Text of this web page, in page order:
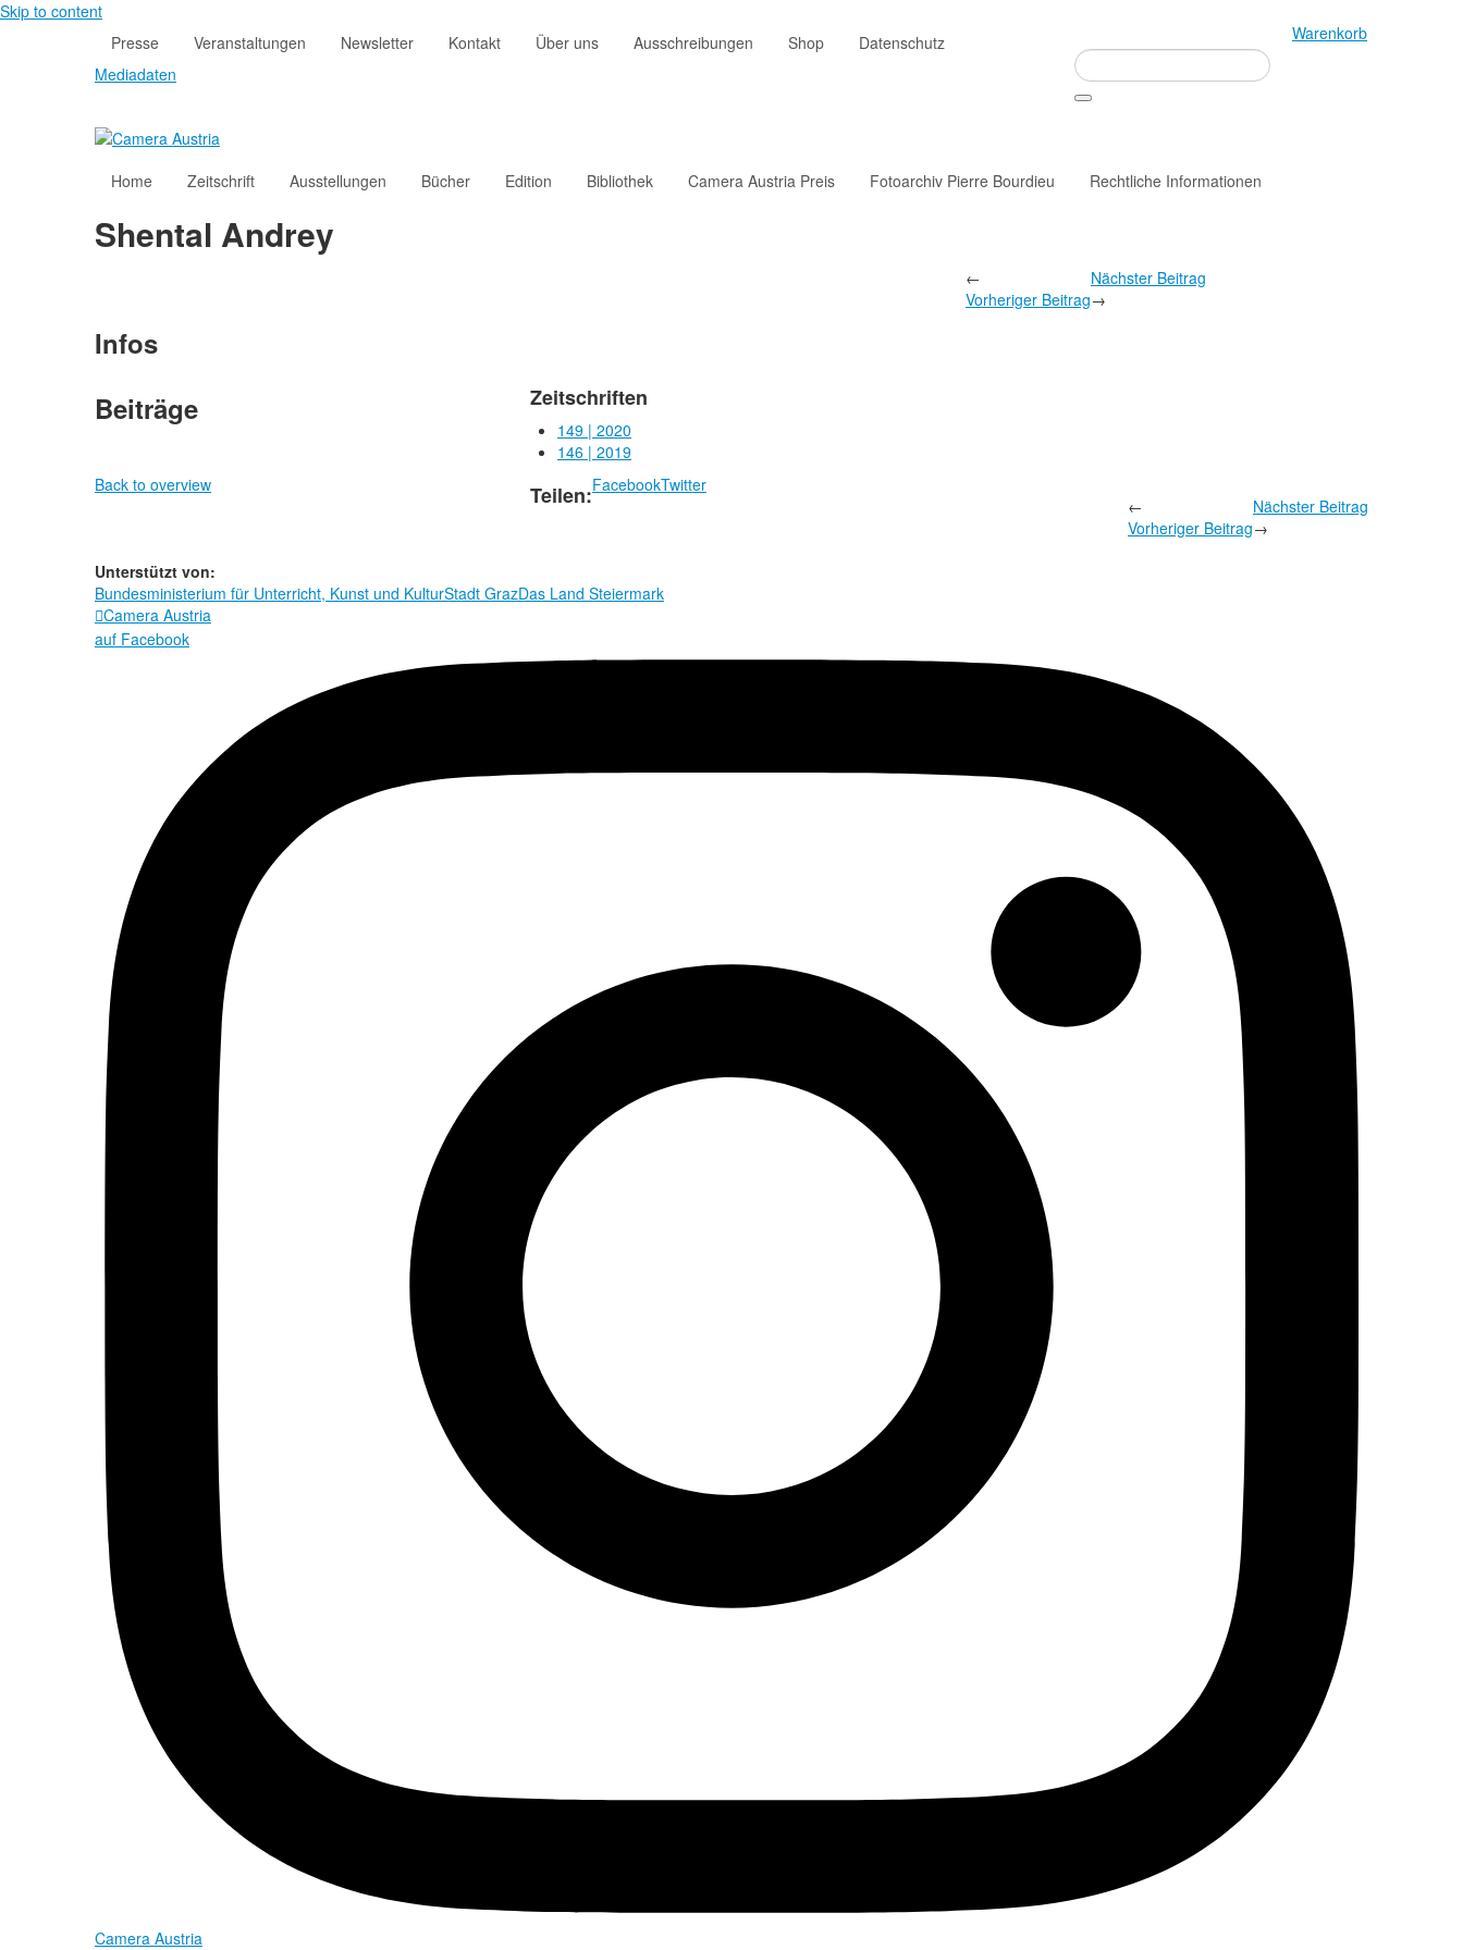
Skip to content
Presse
Veranstaltungen Newsletter Kontakt Über uns Ausschreibungen Shop
Datenschutz
Mediadaten
Warenkorb
Home Zeitschrift Ausstellungen Bücher Edition Bibliothek Camera Austria Preis Fotoarchiv Pierre Bourdieu Rechtliche Informationen
Shental Andrey
←
Vorheriger Beitrag
Nächster Beitrag
→
Infos
Beiträge
Zeitschriften
149 | 2020
146 | 2019
Back to overview
Teilen:FacebookTwitter
←
Vorheriger Beitrag
Nächster Beitrag
→
Unterstützt von:
Bundesministerium für Unterricht, Kunst und KulturStadt GrazDas Land Steiermark
Camera Austria
auf Facebook
Camera Austria